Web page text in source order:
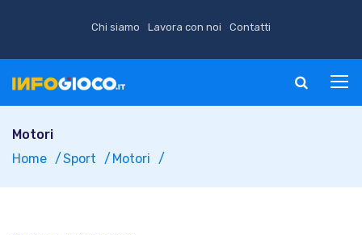
Chi siamo Lavora con noi Contatti
Motori
Home
Sport Motori